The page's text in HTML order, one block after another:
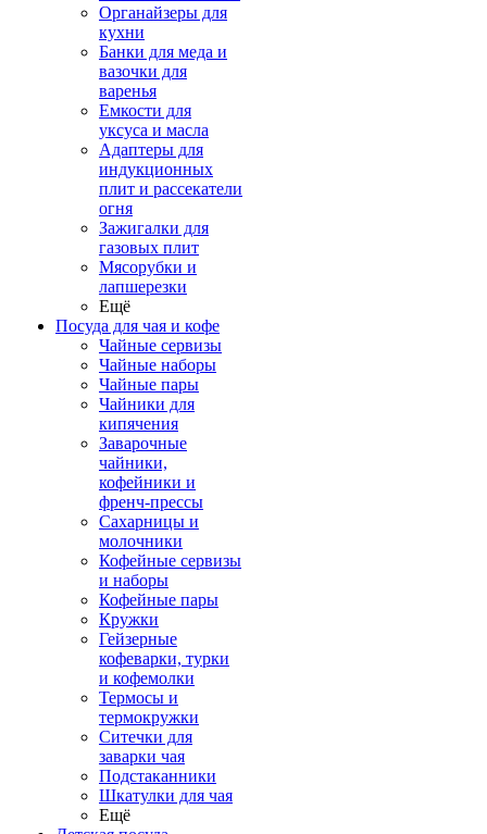
Органайзеры для
кухни
Банки для меда и
вазочки для
варенья
Емкости для
уксуса и масла
Адаптеры для
индукционных
плит и рассекатели
огня
Зажигалки для
газовых плит
Мясорубки и
лапшерезки
Ещё
Посуда для чая и кофе
Чайные сервизы
Чайные наборы
Чайные пары
Чайники для
кипячения
Заварочные
чайники,
кофейники и
френч-прессы
Сахарницы и
молочники
Кофейные сервизы
и наборы
Кофейные пары
Кружки
Гейзерные
кофеварки, турки
и кофемолки
Термосы и
термокружки
Ситечки для
заварки чая
Подстаканники
Шкатулки для чая
Ещё